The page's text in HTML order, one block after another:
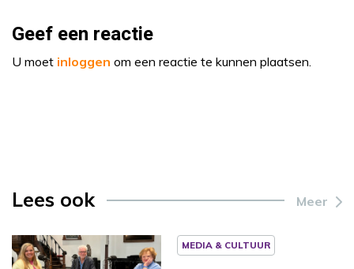
Geef een reactie
U moet inloggen om een reactie te kunnen plaatsen.
Lees ook Meer
MEDIA & CULTUUR